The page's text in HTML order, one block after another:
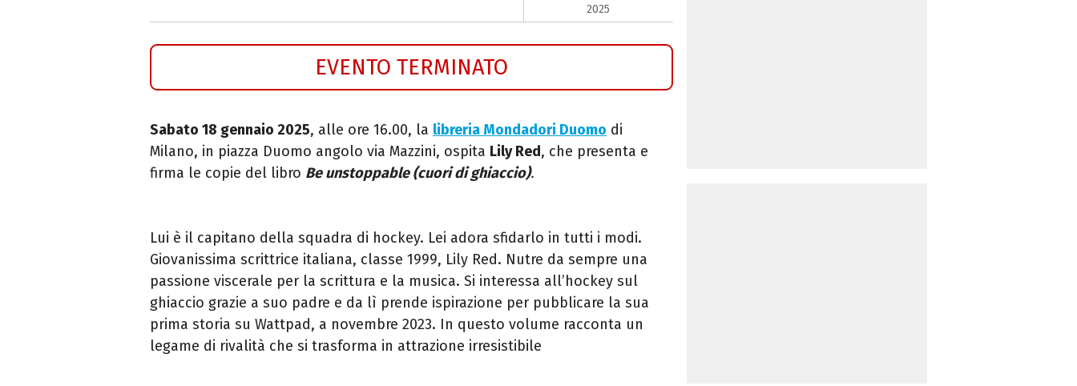
2025
EVENTO TERMINATO
Sabato 18 gennaio 2025, alle ore 16.00, la libreria Mondadori Duomo di
Milano, in piazza Duomo angolo via Mazzini, ospita Lily Red, che presenta e
firma le copie del libro Be unstoppable (cuori di ghiaccio).
Lui è il capitano della squadra di hockey. Lei adora sfidarlo in tutti i modi.
Giovanissima scrittrice italiana, classe 1999, Lily Red. Nutre da sempre una
passione viscerale per la scrittura e la musica. Si interessa all’hockey sul
ghiaccio grazie a suo padre e da lì prende ispirazione per pubblicare la sua
prima storia su Wattpad, a novembre 2023. In questo volume racconta un
legame di rivalità che si trasforma in attrazione irresistibile